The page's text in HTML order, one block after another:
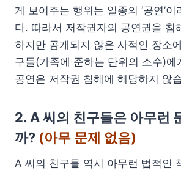
게 보여주는 행위는 일종의 ‘공연’
다. 따라서 저작권자의 공연권을 침
하지만 공개되지 않은 사적인 장소
구들(가족에 준하는 단위의 소수)에
공연은 저작권 침해에 해당하지 않
2. A 씨의 친구들은 아무런
까? (아무 문제 없음)
A 씨의 친구들 역시 아무런 법적인